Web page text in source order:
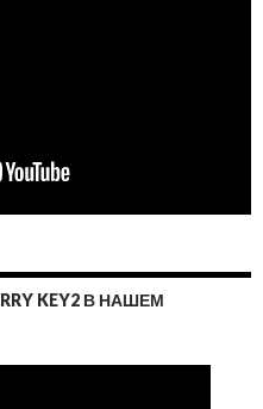
KEY2 В НАШЕМ